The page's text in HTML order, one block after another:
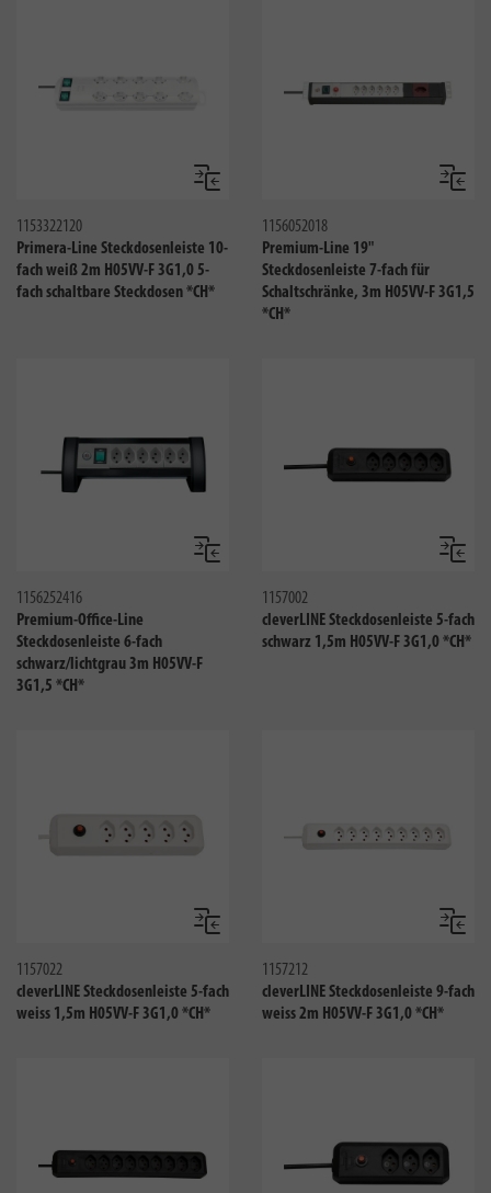
Vergleichen
1153322120
Primera-Line Steckdosenleiste 10-
fach weiß 2m H05VV-F 3G1,0 5-
fach schaltbare Steckdosen *CH*
1156052018
Premium-Line 19"
Steckdosenleiste 7-fach für
Schaltschränke, 3m H05VV-F 3G1,5
*CH*
Vergleichen
1156252416
Premium-Office-Line
Steckdosenleiste 6-fach
schwarz/lichtgrau 3m H05VV-F
3G1,5 *CH*
1157002
cleverLINE Steckdosenleiste 5-fach
schwarz 1,5m H05VV-F 3G1,0 *CH*
Vergleichen
1157022
cleverLINE Steckdosenleiste 5-fach
weiss 1,5m H05VV-F 3G1,0 *CH*
1157212
cleverLINE Steckdosenleiste 9-fach
weiss 2m H05VV-F 3G1,0 *CH*